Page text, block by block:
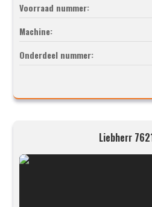
Voorraad nummer:
Machine:
Onderdeel nummer:
Liebherr